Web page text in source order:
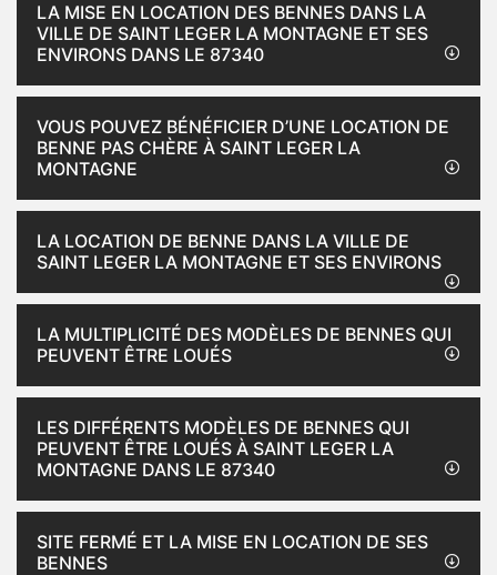
LA MISE EN LOCATION DES BENNES DANS LA
VILLE DE SAINT LEGER LA MONTAGNE ET SES
ENVIRONS DANS LE 87340
VOUS POUVEZ BÉNÉFICIER D’UNE LOCATION DE
BENNE PAS CHÈRE À SAINT LEGER LA
MONTAGNE
LA LOCATION DE BENNE DANS LA VILLE DE
SAINT LEGER LA MONTAGNE ET SES ENVIRONS
LA MULTIPLICITÉ DES MODÈLES DE BENNES QUI
PEUVENT ÊTRE LOUÉS
LES DIFFÉRENTS MODÈLES DE BENNES QUI
PEUVENT ÊTRE LOUÉS À SAINT LEGER LA
MONTAGNE DANS LE 87340
SITE FERMÉ ET LA MISE EN LOCATION DE SES
BENNES